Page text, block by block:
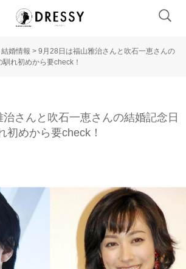
結婚情報 > 9月28日は福山雅治さんと吹石一恵さんの
れ初めから要check！
さんと吹石一恵さんの結婚記念日
めから要check！